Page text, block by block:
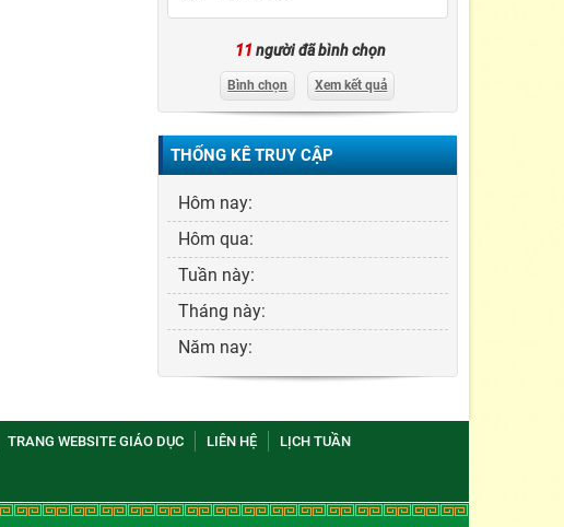
11 người đã bình chọn
Bình chọn Xem kết quả
THỐNG KÊ TRUY CẬP
Hôm nay:
Hôm qua:
Tuần này:
Tháng này:
Năm nay:
TRANG WEBSITE GIÁO DỤC LIÊN HỆ LỊCH TUẦN